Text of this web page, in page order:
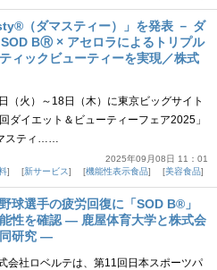
（ダマスティー）」を発表 － ダ
BⓇ × アセロラによるトリプル
ィックビューティーを実現／株式
（火）～18日（木）に東京ビッグサイト
ダイエット＆ビューティーフェア2025」
スティ……
2025年09月08日 11：01
新サービス 機能性表示食品 美容食品
球選手の疲労回復に「SOD B®」
性を確認 ― 鹿屋体育大学と株式会
研究 ―
会社ロベルテは、第11回日本スポーツパ